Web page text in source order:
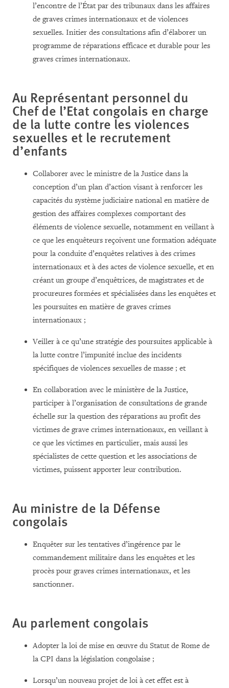
l’encontre de l’État par des tribunaux dans les affaires
de graves crimes internationaux et de violences
sexuelles. Initier des consultations afin d’élaborer un
programme de réparations efficace et durable pour les
graves crimes internationaux.
Au Représentant personnel du
Chef de l’Etat congolais en charge
de la lutte contre les violences
sexuelles et le recrutement
d’enfants
Collaborer avec le ministre de la Justice dans la
conception d’un plan d’action visant à renforcer les
capacités du système judiciaire national en matière de
gestion des affaires complexes comportant des
éléments de violence sexuelle, notamment en veillant à
ce que les enquêteurs reçoivent une formation adéquate
pour la conduite d’enquêtes relatives à des crimes
internationaux et à des actes de violence sexuelle, et en
créant un groupe d’enquêtrices, de magistrates et de
procureures formées et spécialisées dans les enquêtes et
les poursuites en matière de graves crimes
internationaux ;
Veiller à ce qu’une stratégie des poursuites applicable à
la lutte contre l’impunité inclue des incidents
spécifiques de violences sexuelles de masse ; et
En collaboration avec le ministère de la Justice,
participer à l’organisation de consultations de grande
échelle sur la question des réparations au profit des
victimes de grave crimes internationaux, en veillant à
ce que les victimes en particulier, mais aussi les
spécialistes de cette question et les associations de
victimes, puissent apporter leur contribution.
Au ministre de la Défense
congolais
Enquêter sur les tentatives d’ingérence par le
commandement militaire dans les enquêtes et les
procès pour graves crimes internationaux, et les
sanctionner.
Au parlement congolais
Adopter la loi de mise en œuvre du Statut de Rome de
la CPI dans la législation congolaise ;
Lorsqu’un nouveau projet de loi à cet effet est à